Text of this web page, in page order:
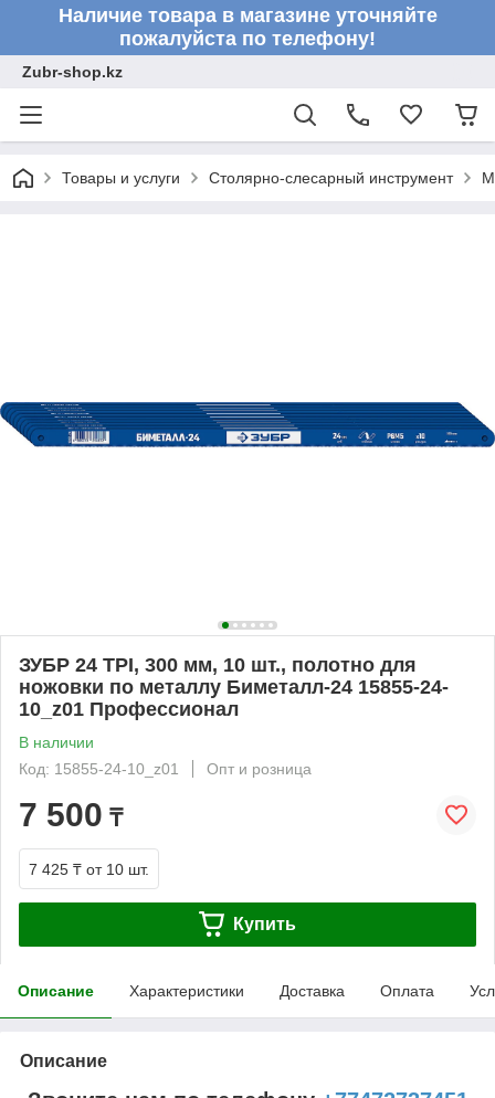
Наличие товара в магазине уточняйте
пожалуйста по телефону!
Zubr-shop.kz
Товары и услуги Столярно-слесарный инструмент
ЗУБР 24 TPI, 300 мм, 10 шт., полотно для
ножовки по металлу Биметалл-24 15855-24-
10_z01 Профессионал
В наличии
Код: 15855-24-10_z01
Опт и розница
7 500 ₸
7 425 ₸ от 10 шт.
Купить
Описание Характеристики Доставка Оплата
Описание